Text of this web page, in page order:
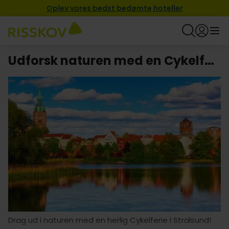
Oplev vores bedst bedømte hoteller
Udforsk naturen med en Cykelferie i Stralsund
Drag ud i naturen med en herlig Cykelferie i Stralsund!